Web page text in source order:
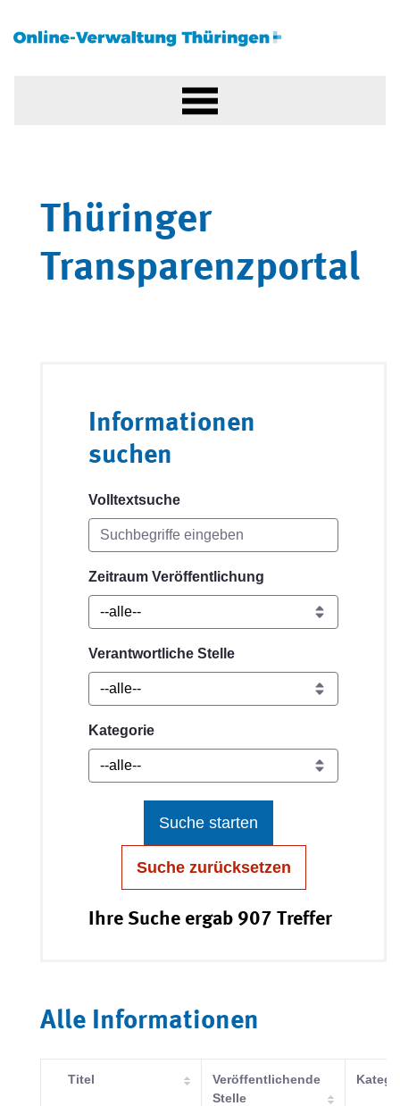
Thüringer
Transparenzportal
Informationen
suchen
Volltextsuche
Zeitraum Veröffentlichung
Verantwortliche Stelle
Kategorie
Suche starten
Suche zurücksetzen
Ihre Suche ergab 907 Treffer
Alle Informationen
Titel
Veröffentlichende
Stelle